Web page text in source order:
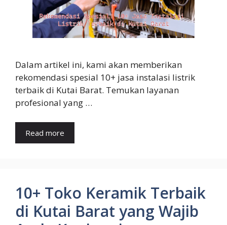
Dalam artikel ini, kami akan memberikan
rekomendasi spesial 10+ jasa instalasi listrik
terbaik di Kutai Barat. Temukan layanan
profesional yang …
Read more
10+ Toko Keramik Terbaik
di Kutai Barat yang Wajib